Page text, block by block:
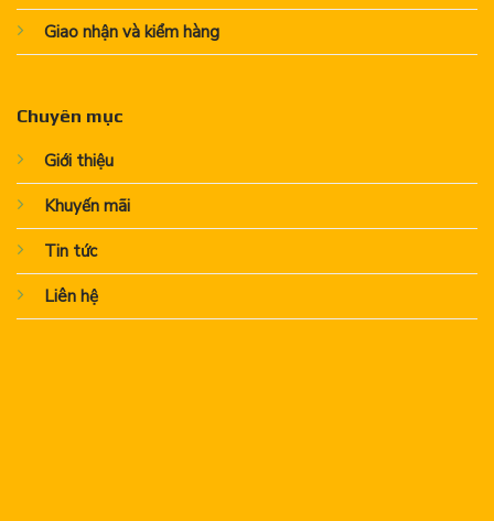
Giao nhận và kiểm hàng
Chuyên mục
Giới thiệu
Khuyến mãi
Tin tức
Liên hệ